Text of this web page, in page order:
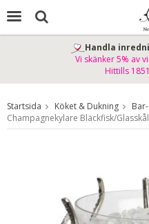
Produkten har
Handla
Vi skänker 5% av
Hittills
Startsida Köket & Dukning
Champagnekylare Bläckfisk/